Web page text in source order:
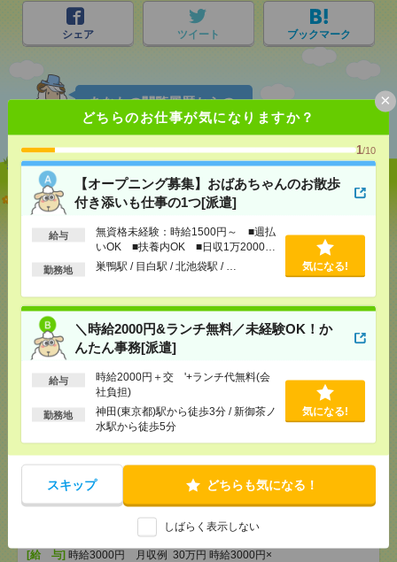
どちらのお仕事が気になりますか？
1/10
【オープニング募集】おばあちゃんのお散歩
付き添いも仕事の1つ[派遣]
給与
無資格未経験：時給1500円～ ■週払
いOK ■扶養内OK ■日収1万2000円
以上
勤務地 巣鴨駅 / 目白駅 / 北池袋駅 / … 気になる!
＼時給2000円&ランチ無料／未経験OK！か
んたん事務[派遣]
給与
時給2000円＋交 '+ランチ代無料(会
社負担)
勤務地
神田(東京都)駅から徒歩3分 / 新御茶ノ
水駅から徒歩5分
気になる!
スキップ どちらも気になる！
しばらく表示しない
×
シェア ツイート ブックマーク
あなたの閲覧履歴からの
おすすめ
【オープニング募集】おばあちゃんのお散歩付き添
いも仕事の1つ[派遣]
無資格未経験：時給1500円～ ■週払い
OK ■扶養内OK ■日収1万2000円以上
[勤務地]巣鴨駅/目白駅/北池袋駅/…
＼時給2000円&ランチ無料／未経験OK！かんたん事
務[派遣]
時給2000円＋交 '+ランチ代無料(会社負
交通費別途 弊社規定あり
[勤務地]神田(東京都)駅から徒歩3分/新御茶ノ水駅
から徒歩5分
【在宅勤務OK】時給3000円！10～16時＊残業ほぼな
し▼新日本橋で一般事務[派遣]
[給 与] 時給3000円 月収例 30万円 時給3000円×